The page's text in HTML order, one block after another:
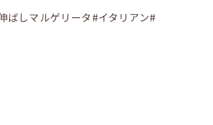
ばしマルゲリータ#イタリアン#